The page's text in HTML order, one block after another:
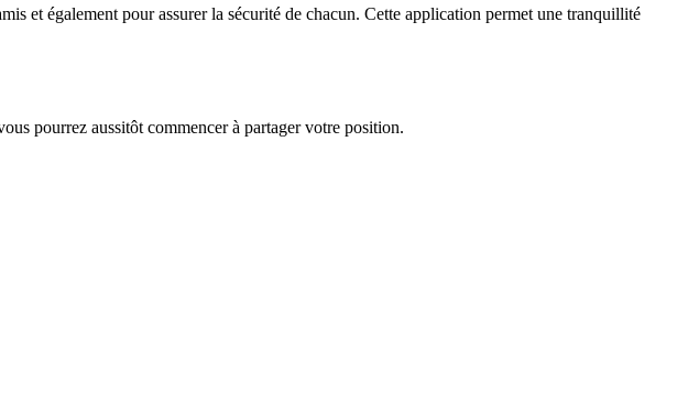
et également pour assurer la sécurité de chacun. Cette application permet une tranquillité
pourrez aussitôt commencer à partager votre position.